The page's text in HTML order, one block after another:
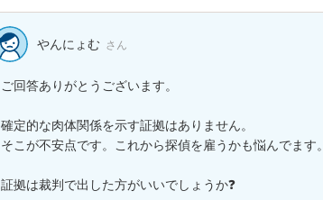
やんにょむ さん
ご回答ありがとうございます。
確定的な肉体関係を示す証拠はありません。
そこが不安点です。これから探偵を雇うかも悩んでます。
証拠は裁判で出した方がいいでしょうか❓